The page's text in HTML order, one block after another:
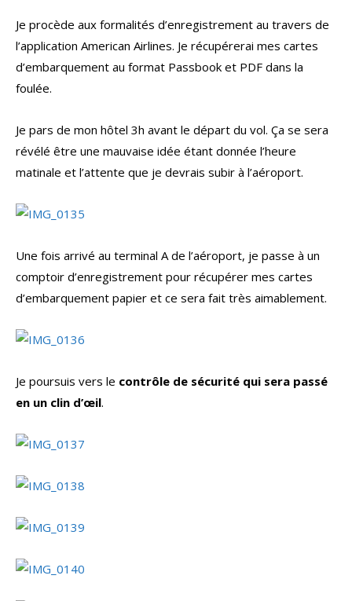
Je procède aux formalités d’enregistrement au travers de
l’application American Airlines. Je récupérerai mes cartes
d’embarquement au format Passbook et PDF dans la
foulée.
Je pars de mon hôtel 3h avant le départ du vol. Ça se sera
révélé être une mauvaise idée étant donnée l’heure
matinale et l’attente que je devrais subir à l’aéroport.
Une fois arrivé au terminal A de l’aéroport, je passe à un
comptoir d’enregistrement pour récupérer mes cartes
d’embarquement papier et ce sera fait très aimablement.
Je poursuis vers le contrôle de sécurité qui sera passé
en un clin d’œil.